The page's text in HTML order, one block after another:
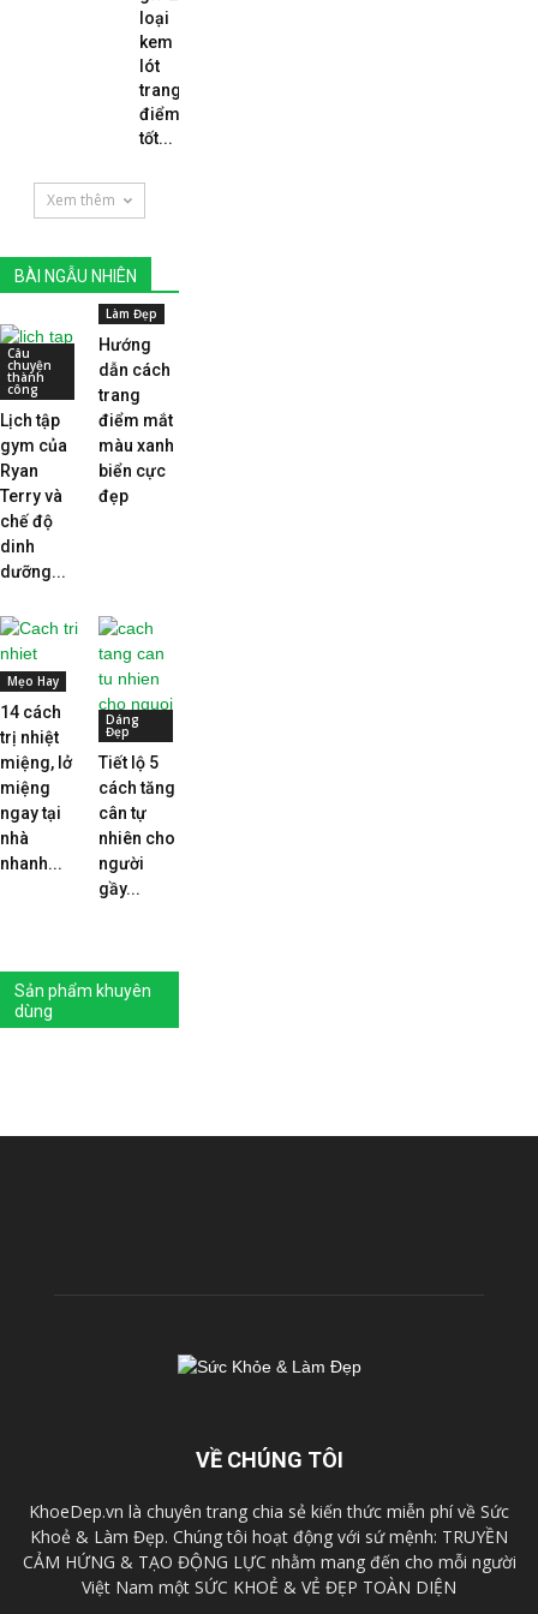
loại
kem
lót
trang
điểm
tốt...
Xem thêm
BÀI NGẪU NHIÊN
Câu
chuyện
thành
công
Lịch tập
gym của
Ryan
Terry và
chế độ
dinh
dưỡng...
Làm Đẹp
Hướng
dẫn cách
trang
điểm mắt
màu xanh
biển cực
đẹp
Mẹo Hay
14 cách
trị nhiệt
miệng, lở
miệng
ngay tại
nhà
nhanh...
Dáng
Đẹp
Tiết lộ 5
cách tăng
cân tự
nhiên cho
người
gầy...
Sản phẩm khuyên
dùng
VỀ CHÚNG TÔI
KhoeDep.vn là chuyên trang chia sẻ kiến thức miễn phí về Sức
Khoẻ & Làm Đẹp. Chúng tôi hoạt động với sứ mệnh: TRUYỀN
CẢM HỨNG & TẠO ĐỘNG LỰC nhằm mang đến cho mỗi người
Việt Nam một SỨC KHOẺ & VẺ ĐẸP TOÀN DIỆN